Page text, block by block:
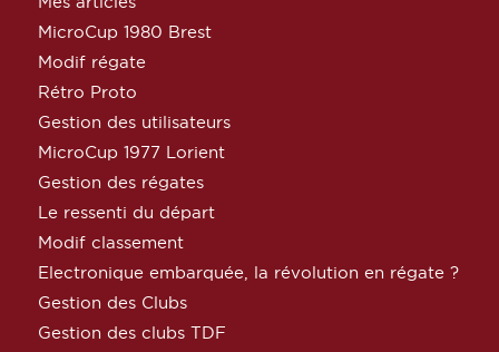
MicroCup 1980 Brest
Modif régate
Rétro Proto
Gestion des utilisateurs
MicroCup 1977 Lorient
Gestion des régates
Le ressenti du départ
Modif classement
Electronique embarquée, la révolution en régate ?
Gestion des Clubs
Gestion des clubs TDF